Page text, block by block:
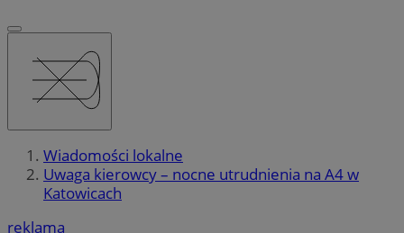
Wiadomości lokalne
Uwaga kierowcy – nocne utrudnienia na A4 w
Katowicach
reklama